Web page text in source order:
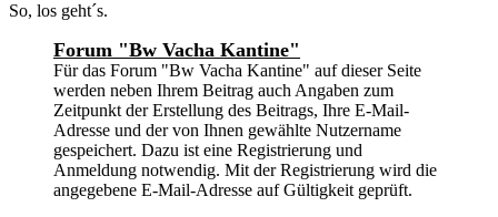
So, los geht´s.
Forum "Bw Vacha Kantine"
Für das Forum "Bw Vacha Kantine" auf dieser Seite
werden neben Ihrem Beitrag auch Angaben zum
Zeitpunkt der Erstellung des Beitrags, Ihre E-Mail-
Adresse und der von Ihnen gewählte Nutzername
gespeichert. Dazu ist eine Registrierung und
Anmeldung notwendig. Mit der Registrierung wird die
angegebene E-Mail-Adresse auf Gültigkeit geprüft.